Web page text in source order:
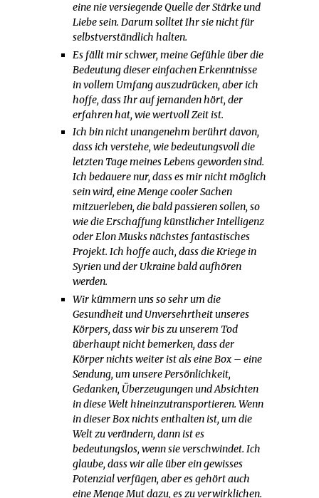
eine nie versiegende Quelle der Stärke und
Liebe sein. Darum solltet Ihr sie nicht für
selbstverständlich halten.
Es fällt mir schwer, meine Gefühle über die
Bedeutung dieser einfachen Erkenntnisse
in vollem Umfang auszudrücken, aber ich
hoffe, dass Ihr auf jemanden hört, der
erfahren hat, wie wertvoll Zeit ist.
Ich bin nicht unangenehm berührt davon,
dass ich verstehe, wie bedeutungsvoll die
letzten Tage meines Lebens geworden sind.
Ich bedauere nur, dass es mir nicht möglich
sein wird, eine Menge cooler Sachen
mitzuerleben, die bald passieren sollen, so
wie die Erschaffung künstlicher Intelligenz
oder Elon Musks nächstes fantastisches
Projekt. Ich hoffe auch, dass die Kriege in
Syrien und der Ukraine bald aufhören
werden.
Wir kümmern uns so sehr um die
Gesundheit und Unversehrtheit unseres
Körpers, dass wir bis zu unserem Tod
überhaupt nicht bemerken, dass der
Körper nichts weiter ist als eine Box – eine
Sendung, um unsere Persönlichkeit,
Gedanken, Überzeugungen und Absichten
in diese Welt hineinzutransportieren. Wenn
in dieser Box nichts enthalten ist, um die
Welt zu verändern, dann ist es
bedeutungslos, wenn sie verschwindet. Ich
glaube, dass wir alle über ein gewisses
Potenzial verfügen, aber es gehört auch
eine Menge Mut dazu, es zu verwirklichen.